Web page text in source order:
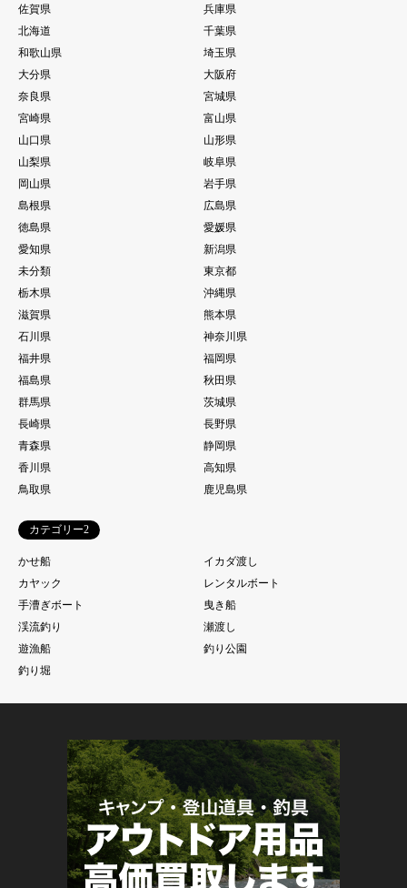
佐賀県
兵庫県
北海道
千葉県
和歌山県
埼玉県
大分県
大阪府
奈良県
宮城県
宮崎県
富山県
山口県
山形県
山梨県
岐阜県
岡山県
岩手県
島根県
広島県
徳島県
愛媛県
愛知県
新潟県
未分類
東京都
栃木県
沖縄県
滋賀県
熊本県
石川県
神奈川県
福井県
福岡県
福島県
秋田県
群馬県
茨城県
長崎県
長野県
青森県
静岡県
香川県
高知県
鳥取県
鹿児島県
カテゴリー2
かせ船
イカダ渡し
カヤック
レンタルボート
手漕ぎボート
曳き船
渓流釣り
瀬渡し
遊漁船
釣り公園
釣り堀